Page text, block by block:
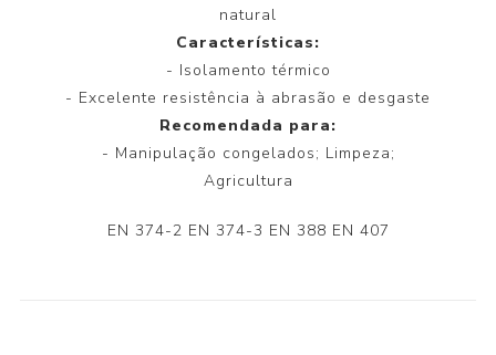
natural
Características:
- Isolamento térmico
- Excelente resistência à abrasão e desgaste
Recomendada para:
- Manipulação congelados; Limpeza;
Agricultura
EN 374-2 EN 374-3 EN 388 EN 407